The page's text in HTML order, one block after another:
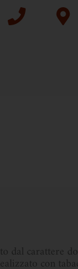
dal carattere
con